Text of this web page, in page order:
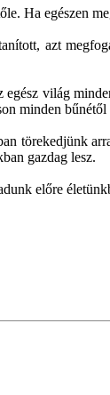
Ha egészen
azt
világ
minden
törekedjünk
gazdag lesz.
előre